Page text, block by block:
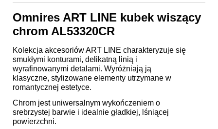
Omnires ART LINE kubek wiszący
chrom AL53320CR
Kolekcja akcesoriów ART LINE charakteryzuje się
smukłymi konturami, delikatną linią i
wyrafinowanymi detalami. Wyróżniają ją
klasyczne, stylizowane elementy utrzymane w
romantycznej estetyce.
Chrom jest uniwersalnym wykończeniem o
srebrzystej barwie i idealnie gładkiej, lśniącej
powierzchni.